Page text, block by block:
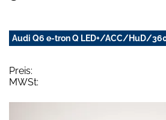
Audi Q6 e-tron Q LED+/ACC/HuD/
Preis:
MWSt: